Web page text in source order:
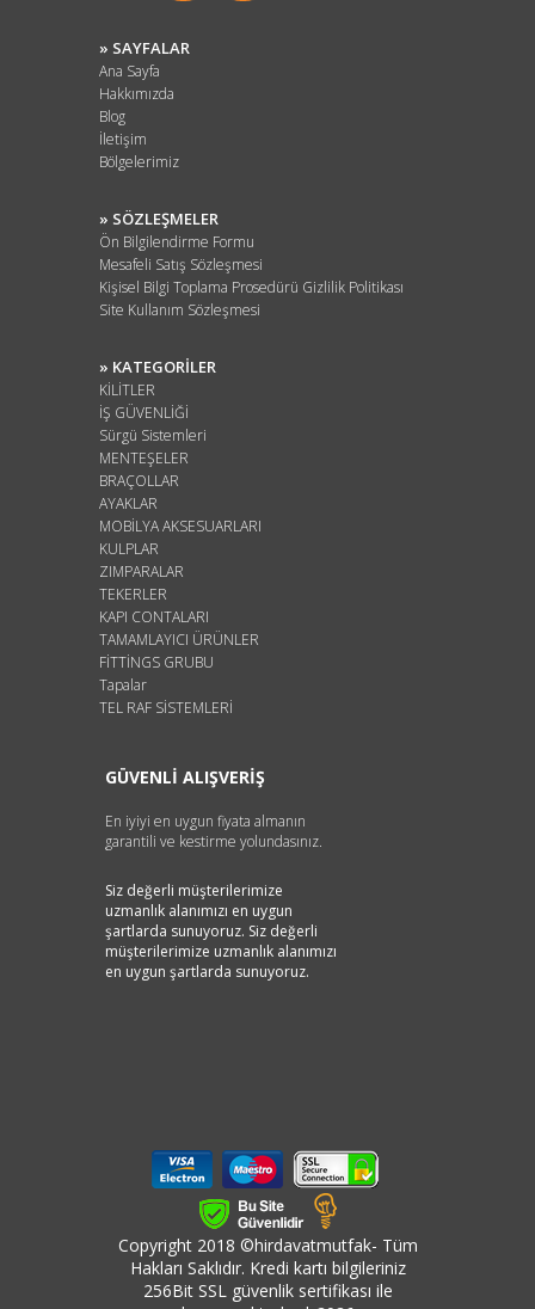
» SAYFALAR
Ana Sayfa
Hakkımızda
Blog
İletişim
Bölgelerimiz
» SÖZLEŞMELER
Ön Bilgilendirme Formu
Mesafeli Satış Sözleşmesi
Kişisel Bilgi Toplama Prosedürü Gizlilik Politikası
Site Kullanım Sözleşmesi
» KATEGORİLER
KİLİTLER
İŞ GÜVENLİĞİ
Sürgü Sistemleri
MENTEŞELER
BRAÇOLLAR
AYAKLAR
MOBİLYA AKSESUARLARI
KULPLAR
ZIMPARALAR
TEKERLER
KAPI CONTALARI
TAMAMLAYICI ÜRÜNLER
FİTTİNGS GRUBU
Tapalar
TEL RAF SİSTEMLERİ
GÜVENLİ ALIŞVERİŞ
En iyiyi en uygun fiyata almanın
garantili ve kestirme yolundasınız.
Siz değerli müşterilerimize
uzmanlık alanımızı en uygun
şartlarda sunuyoruz. Siz değerli
müşterilerimize uzmanlık alanımızı
en uygun şartlarda sunuyoruz.
Copyright 2018 ©hirdavatmutfak- Tüm
Hakları Saklıdır. Kredi kartı bilgileriniz
256Bit SSL güvenlik sertifikası ile